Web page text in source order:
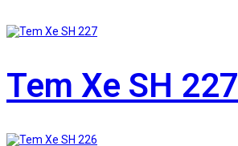
Tem Xe SH 227